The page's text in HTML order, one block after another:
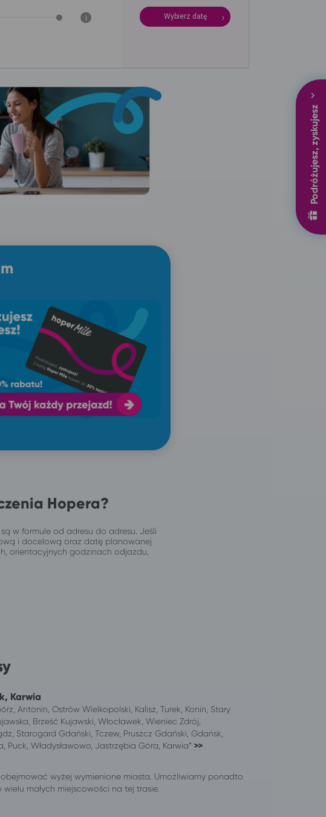
Podróżujesz, zyskujesz
i Wybierz datę
Hopera?
w formule od adresu do adresu. Jeśli
i docelową oraz datę planowanej
orientacyjnych godzinach odjazdu,
Karwia
Antonin, Ostrów Wielkopolski, Kalisz, Turek, Konin, Stary
Brześć Kujawski, Włocławek, Wieniec Zdrój,
Starogard Gdański, Tczew, Pruszcz Gdański, Gdańsk,
Puck, Władysławowo, Jastrzębia Góra, Karwia* >>
wyżej wymienione miasta. Umożliwiamy ponadto
małych miejscowości na tej trasie.